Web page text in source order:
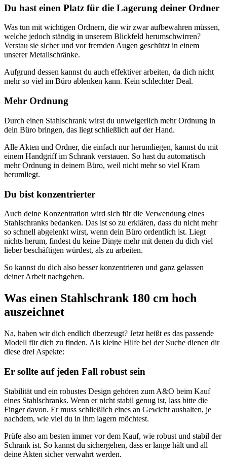
Du hast einen Platz für die Lagerung deiner Ordner
Was tun mit wichtigen Ordnern, die wir zwar aufbewahren müssen,
welche jedoch ständig in unserem Blickfeld herumschwirren?
Verstau sie sicher und vor fremden Augen geschützt in einem
unserer Metallschränke.
Aufgrund dessen kannst du auch effektiver arbeiten, da dich nicht
mehr so viel im Büro ablenken kann. Kein schlechter Deal.
Mehr Ordnung
Durch einen Stahlschrank wirst du unweigerlich mehr Ordnung in
dein Büro bringen, das liegt schließlich auf der Hand.
Alle Akten und Ordner, die einfach nur herumliegen, kannst du mit
einem Handgriff im Schrank verstauen. So hast du automatisch
mehr Ordnung in deinem Büro, weil nicht mehr so viel Kram
herumliegt.
Du bist konzentrierter
Auch deine Konzentration wird sich für die Verwendung eines
Stahlschranks bedanken. Das ist so zu erklären, dass du nicht mehr
so schnell abgelenkt wirst, wenn dein Büro ordentlich ist. Liegt
nichts herum, findest du keine Dinge mehr mit denen du dich viel
lieber beschäftigen würdest, als zu arbeiten.
So kannst du dich also besser konzentrieren und ganz gelassen
deiner Arbeit nachgehen.
Was einen Stahlschrank 180 cm hoch
auszeichnet
Na, haben wir dich endlich überzeugt? Jetzt heißt es das passende
Modell für dich zu finden. Als kleine Hilfe bei der Suche dienen dir
diese drei Aspekte:
Er sollte auf jeden Fall robust sein
Stabilität und ein robustes Design gehören zum A&O beim Kauf
eines Stahlschranks. Wenn er nicht stabil genug ist, lass bitte die
Finger davon. Er muss schließlich eines an Gewicht aushalten, je
nachdem, wie viel du in ihm lagern möchtest.
Prüfe also am besten immer vor dem Kauf, wie robust und stabil der
Schrank ist. So kannst du sichergehen, dass er lange hält und all
deine Akten sicher verwahrt werden.